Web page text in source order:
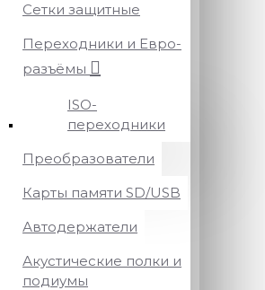
Сетки защитные
Переходники и Евро-
разъёмы
ISO-
переходники
Преобразователи
Карты памяти SD/USB
Автодержатели
Акустические полки и
подиумы